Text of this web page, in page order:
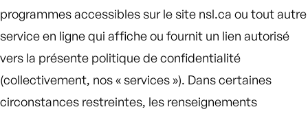
programmes accessibles sur le site nsl.ca ou tout autre
service en ligne qui affiche ou fournit un lien autorisé
vers la présente politique de confidentialité
(collectivement, nos « services »). Dans certaines
circonstances restreintes, les renseignements